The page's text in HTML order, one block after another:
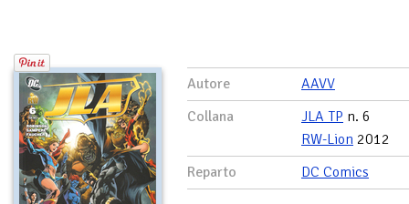
Autore
AAVV
Collana
JLA TP n. 6
RW-Lion 2012
Reparto
DC Comics